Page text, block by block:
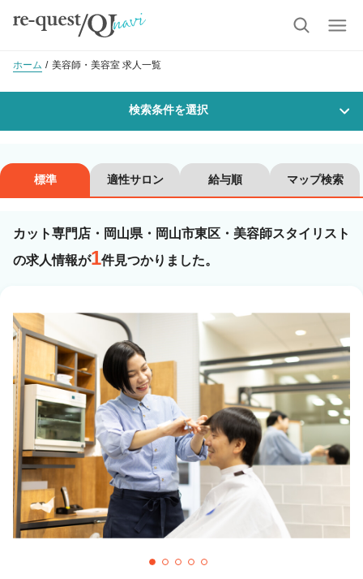
ホーム 美容師・美容室 求人一覧
検索条件を選択
沿線・駅を選択 市区町村を選択
岡山市東区
職種・ 技能ランク
美容師スタイリスト 美容師アシスタント
カラーリスト フロント・レセプション
ヘアメイク・美容部員 アイリスト
ネイリスト エステティシャン
講師・インストラクター 営業・販売スタッフ・その他
雇用形態
標準 適性サロン 給与順 マップ検索
カット専門店・岡山県・岡山市東区・美容師スタイリスト
の求人情報が1件見つかりました。